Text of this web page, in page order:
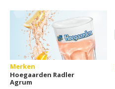
Merken
Hoegaarden Radler
Agrum